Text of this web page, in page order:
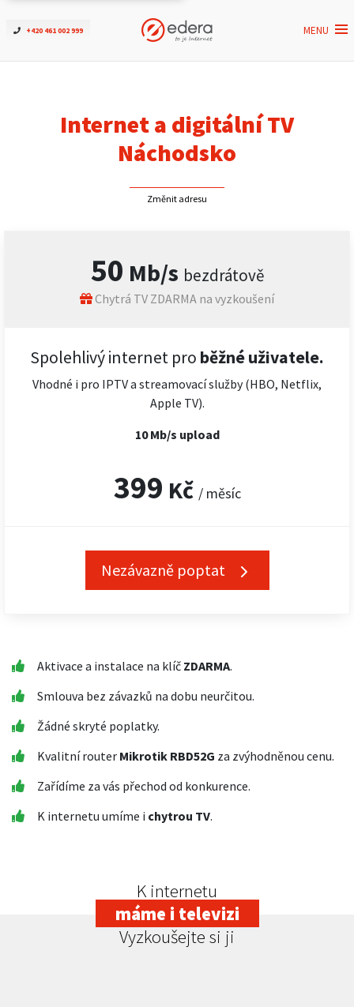
+420 461 002 999 MENU
Ověřit dostupnost
ČEZNET TV
Kontakt
Internet a digitální TV
Náchodsko
Změnit adresu
50 Mb/s bezdrátově
Chytrá TV ZDARMA na vyzkoušení
Spolehlivý internet pro běžné uživatele.
Vhodné i pro IPTV a streamovací služby (HBO, Netflix,
Apple TV).
10 Mb/s upload
399 Kč / měsíc
Nezávazně poptat
Aktivace a instalace na klíč ZDARMA.
Smlouva bez závazků na dobu neurčitou.
Žádné skryté poplatky.
Kvalitní router Mikrotik RBD52G za zvýhodněnou cenu.
Zařídíme za vás přechod od konkurence.
K internetu umíme i chytrou TV.
K internetu
máme i televizi
Vyzkoušejte si ji